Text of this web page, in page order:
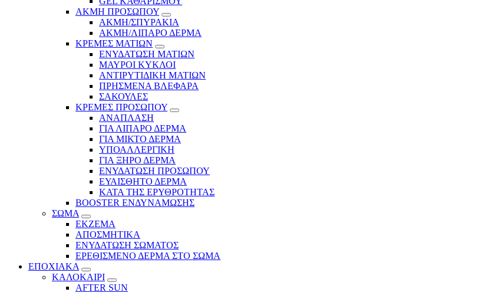
ΑΚΜΗ ΠΡΟΣΩΠΟΥ
ΑΚΜΗ/ΣΠΥΡΑΚΙΑ
ΑΚΜΗ/ΛΙΠΑΡΟ ΔΕΡΜΑ
ΚΡΕΜΕΣ ΜΑΤΙΩΝ
ΕΝΥΔΑΤΩΣΗ ΜΑΤΙΩΝ
ΜΑΥΡΟΙ ΚΥΚΛΟΙ
ΑΝΤΙΡΥΤΙΔΙΚΗ ΜΑΤΙΩΝ
ΠΡΗΣΜΕΝΑ ΒΛΕΦΑΡΑ
ΣΑΚΟΥΛΕΣ
ΚΡΕΜΕΣ ΠΡΟΣΩΠΟΥ
ΑΝΑΠΛΑΣΗ
ΓΙΑ ΛΙΠΑΡΟ ΔΕΡΜΑ
ΓΙΑ ΜΙΚΤΟ ΔΕΡΜΑ
ΥΠΟΑΛΛΕΡΓΙΚΗ
ΓΙΑ ΞΗΡΟ ΔΕΡΜΑ
ΕΝΥΔΑΤΩΣΗ ΠΡΟΣΩΠΟΥ
ΕΥΑΙΣΘΗΤΟ ΔΕΡΜΑ
ΚΑΤΑ ΤΗΣ ΕΡΥΘΡΟΤΗΤΑΣ
BOOSTER ΕΝΔΥΝΑΜΩΣΗΣ
ΣΩΜΑ
ΕΚΖΕΜΑ
ΑΠΟΣΜΗΤΙΚΑ
ΕΝΥΔΑΤΩΣΗ ΣΩΜΑΤΟΣ
ΕΡΕΘΙΣΜΕΝΟ ΔΕΡΜΑ ΣΤΟ ΣΩΜΑ
ΕΠΟΧΙΑΚΑ
ΚΑΛΟΚΑΙΡΙ
AFTER SUN